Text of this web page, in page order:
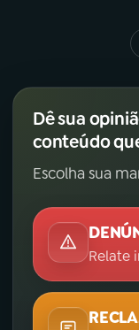
Dê sua
conteúdo
Escolha sua
Relate